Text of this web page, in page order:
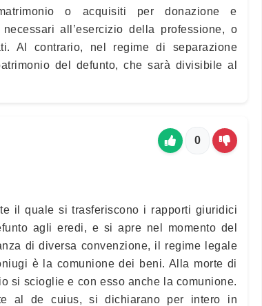
o acquisiti per donazione e
all’esercizio della professione, o
Al contrario, nel regime di separazione
del defunto, che sarà divisibile al
0
il quale si trasferiscono i rapporti giuridici
agli eredi, e si apre nel momento del
di diversa convenzione, il regime legale
è la comunione dei beni. Alla morte di
si scioglie e con esso anche la comunione.
al de cuius, si dichiarano per intero in